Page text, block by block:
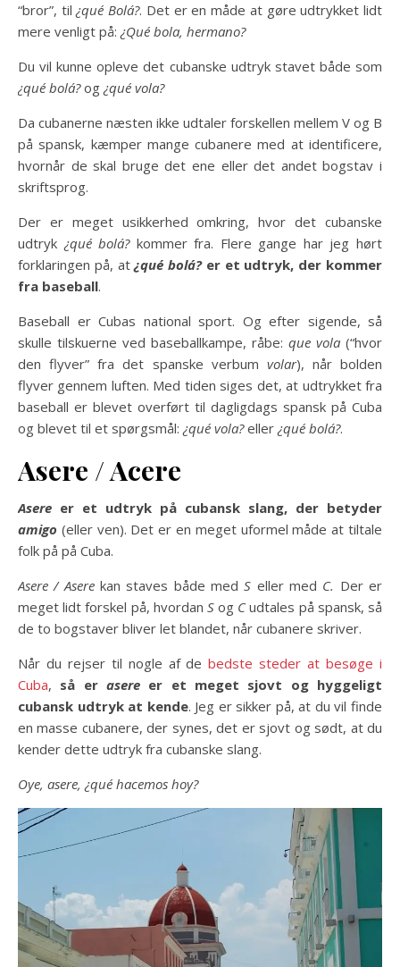
“bror”, til¿qué Bolá?. Det er en måde at gøre udtrykket lidt
mere venligt på: ¿Qué bola, hermano?
Du vil kunne opleve det cubanske udtryk stavet både som
¿qué bolá?og ¿qué vola?
Da cubanerne næsten ikke udtaler forskellen mellem V og B
på spansk, kæmper mange cubanere med at identificere,
hvornår de skal bruge det ene eller det andet bogstav i
skriftsprog.
Der er meget usikkerhed omkring, hvor det cubanske
udtryk ¿qué bolá? kommer fra. Flere gange har jeg hørt
forklaringen på, at¿qué bolá?er et udtryk, der kommer
fra baseball.
Baseball er Cubas national sport. Og efter sigende, så
skulle tilskuerne ved baseballkampe, råbe: que vola (“hvor
den flyver” fra det spanske verbum volar), når bolden
flyver gennem luften. Med tiden siges det, at udtrykket fra
baseball er blevet overført til dagligdags spansk på Cuba
og blevet til et spørgsmål: ¿qué vola?eller ¿qué bolá?.
Asere / Acere
Asere er et udtryk på cubansk slang, der betyder
amigo (eller ven). Det er en meget uformel måde at tiltale
folk på på Cuba.
Asere / Asere kan staves både med S eller med C. Der er
meget lidt forskel på, hvordan Sog Cudtales på spansk, så
de to bogstaver bliver let blandet, når cubanere skriver.
Når du rejser til nogle af debedste steder at besøge i
Cuba, så erasere er et meget sjovt og hyggeligt
cubansk udtryk at kende. Jeg er sikker på, at du vil finde
en masse cubanere, der synes, det er sjovt og sødt, at du
kender dette udtryk fra cubanske slang.
Oye, asere, ¿qué hacemos hoy?